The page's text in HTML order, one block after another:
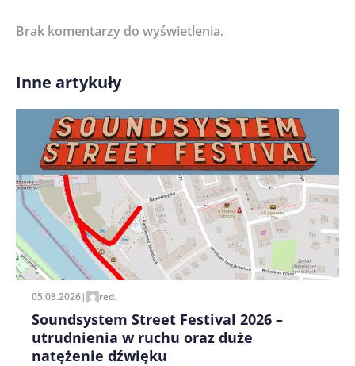
Treść komentarza*
Imię/ Nick*
Zapamiętaj moje dane w tej przeglądarce podczas
pisania kolejnych komentarzy.
Brak komentarzy do wyświetlenia.
Inne artykuły
05.08.2026| red.
Soundsystem Street Festival 2026 –
utrudnienia w ruchu oraz duże
natężenie dźwięku